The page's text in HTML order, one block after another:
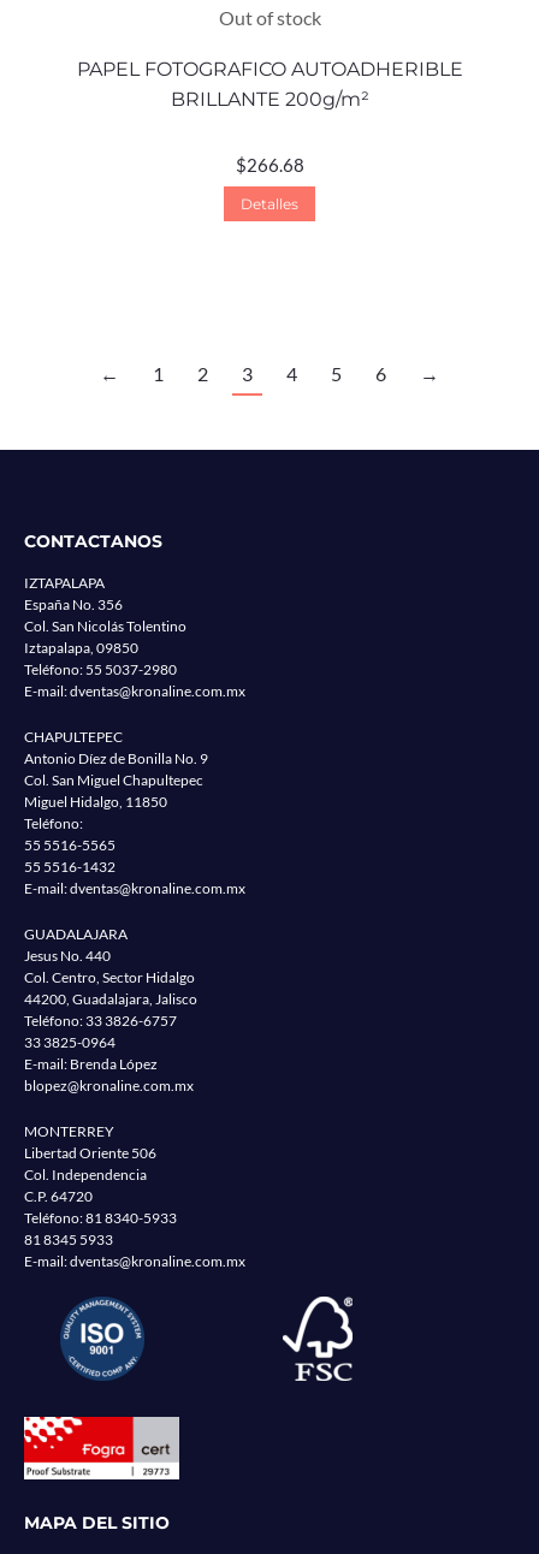
Out of stock
PAPEL FOTOGRAFICO AUTOADHERIBLE
BRILLANTE 200g/m²
$266.68
Detalles
← 1 2 3 4 5 6 →
CONTACTANOS
IZTAPALAPA
España No. 356
Col. San Nicolás Tolentino
Iztapalapa, 09850
Teléfono: 55 5037-2980
E-mail:dventas@kronaline.com.mx
CHAPULTEPEC
Antonio Díez de Bonilla No. 9
Col. San Miguel Chapultepec
Miguel Hidalgo, 11850
Teléfono:
55 5516-5565
55 5516-1432
E-mail:dventas@kronaline.com.mx
GUADALAJARA
Jesus No. 440
Col. Centro, Sector Hidalgo
44200, Guadalajara, Jalisco
Teléfono: 33 3826-6757
33 3825-0964
E-mail: Brenda López
blopez@kronaline.com.mx
MONTERREY
Libertad Oriente 506
Col. Independencia
C.P. 64720
Teléfono:81 8340-5933
81 8345 5933
E-mail:dventas@kronaline.com.mx
MAPA DEL SITIO